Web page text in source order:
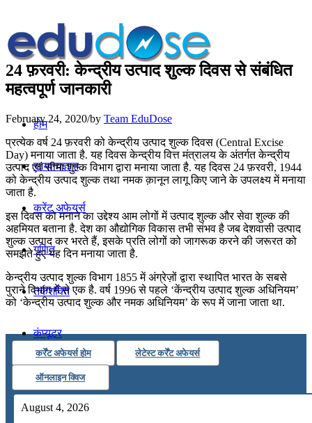
होम
सामान्यज्ञान
करेंट अफेयर्स
गणित
तर्कशक्ति
कंप्यूटर
अंग्रेजी
मॉक टेस्ट
24 फ़रवरी: केन्द्रीय उत्पाद शुल्क दिवस से संबंधित
महत्वपूर्ण जानकारी
February 24, 2020/by Team EduDose
प्रत्येक वर्ष 24 फ़रवरी को केन्द्रीय उत्पाद शुल्क दिवस (Central Excise
Day) मनाया जाता है. यह दिवस केन्द्रीय वित्त मंत्रालय के अंतर्गत केन्द्रीय
उत्पाद एवं सीमा शुल्क विभाग द्वारा मनाया जाता है. यह दिवस 24 फ़रवरी, 1944
को केन्द्रीय उत्पाद शुल्क तथा नमक क़ानून लागू किए जाने के उपलक्ष्य में मनाया
जाता है.
इस दिवस को मनाने का उद्देश्य आम लोगों में उत्पाद शुल्क और सेवा शुल्क की
अहमियत बताना है. देश का औद्योगिक विकास तभी संभव है जब देशवासी उत्पाद
शुल्क उत्पाद कर भरते हैं, इसके प्रति लोगों को जागरूक करने की जरूरत को
समझते हुए यह दिन मनाया जाता है.
केन्द्रीय उत्पाद शुल्क विभाग 1855 में अंग्रेज़ों द्वारा स्थापित भारत के सबसे
पुराने विभाग में से एक है. वर्ष 1996 से पहले ‘केंन्द्रीय उत्पाद शुल्क अधिनियम’
को ‘केन्द्रीय उत्पाद शुल्क और नमक अधिनियम’ के रूप में जाना जाता था.
कर्रेंट अफेयर्स होम लेटेस्ट कर्रेंट अफेयर्स
ऑनलाइन क्विज
August 4, 2026